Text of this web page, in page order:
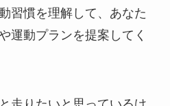
習慣を理解して、あなた
運動プランを提案してく